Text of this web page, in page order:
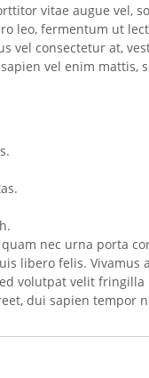
vitae augue
leo, fermentum ut
vel consectetur at,
vel enim
nec urna porta
libero felis.
volutpat velit
dui sapien